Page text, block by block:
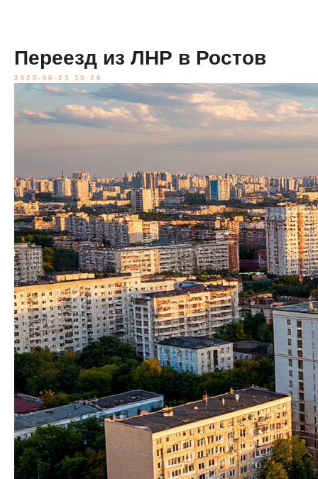
Переезд из ЛНР в Ростов
2025-06-23 19:26